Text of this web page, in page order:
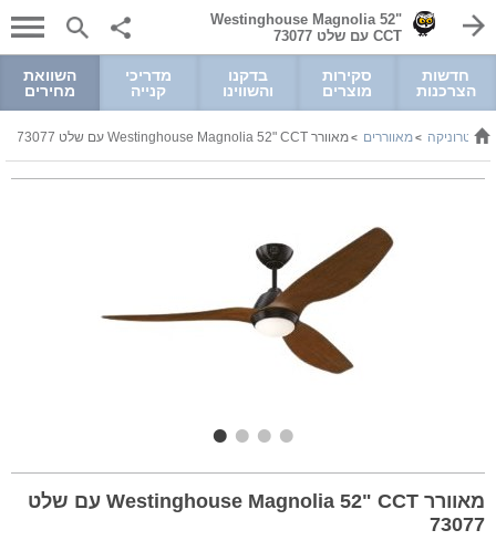
Westinghouse Magnolia 52"
CCT עם שלט 73077
חדשות
הצרכנות
סקירות
מוצרים
בדקנו
והשווינו
מדריכי
קנייה
השוואת
מחירים
>מאווררים >מאוורר Westinghouse Magnolia 52" CCT עם שלט 73077
מאוורר Westinghouse Magnolia 52" CCT עם שלט
73077